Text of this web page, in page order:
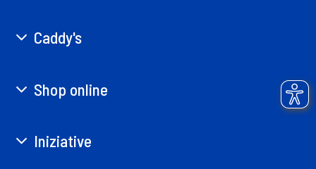
Caddy's
Shop online
Iniziative